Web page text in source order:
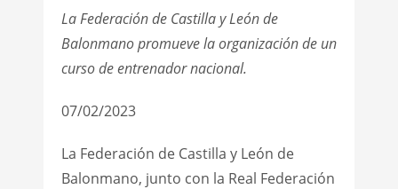
La Federación de Castilla y León de
Balonmano promueve la organización de un
curso de entrenador nacional.
07/02/2023
La Federación de Castilla y León de
Balonmano, junto con la Real Federación